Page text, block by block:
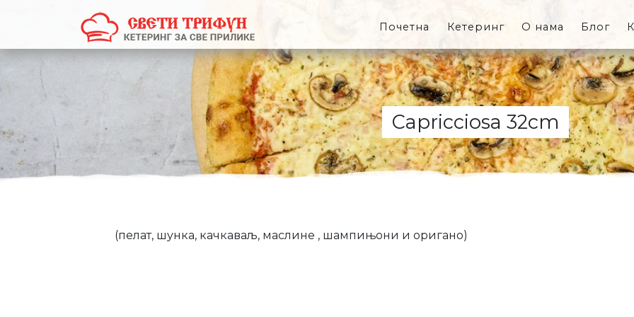
Почетна Кетеринг О нама Блог
Capricciosa 32cm
(пелат, шунка, качкаваљ, маслине , шампињони и оригано)